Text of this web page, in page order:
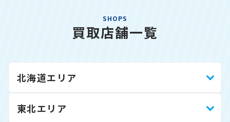
SHOPS
買取店舗一覧
北海道エリア
東北エリア